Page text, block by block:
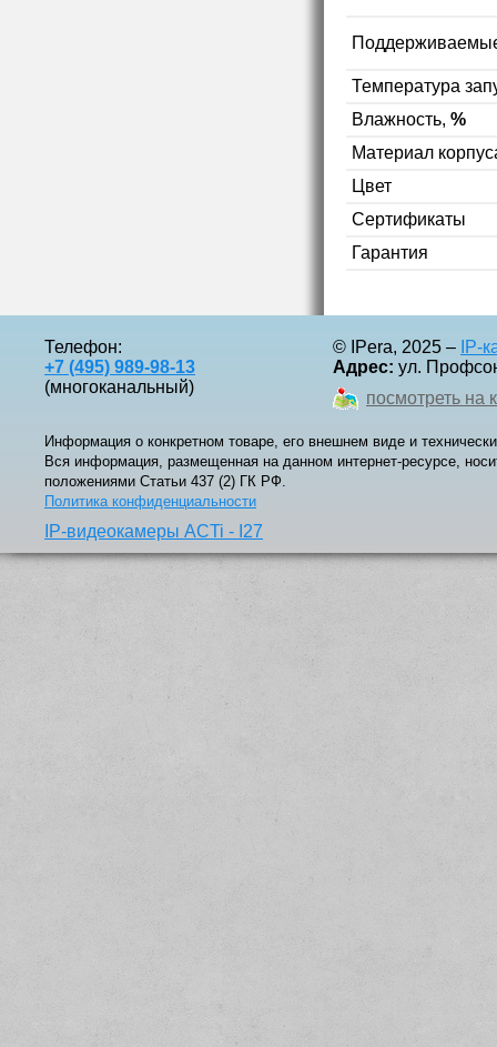
Температура
Влажность, %
Материал
Цвет
Сертификаты
Гарантия
Телефон:
+7 (495) 989-98-13
(многоканальный)
© IPera, 2025 – IP-
Адрес: ул.
посмотреть на
Информация о конкретном товаре, его внешнем виде и
Вся информация, размещенная на данном интернет-ресурсе,
положениями Статьи 437 (2) ГК РФ.
Политика конфиденциальности
IP-видеокамеры ACTi - I27